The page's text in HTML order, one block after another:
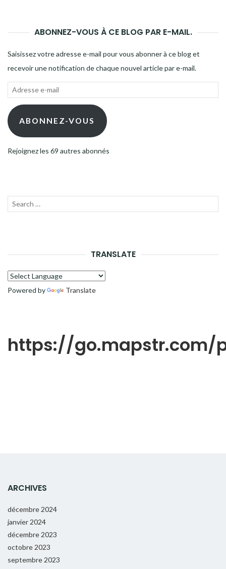
ABONNEZ-VOUS À CE BLOG PAR E-MAIL.
Saisissez votre adresse e-mail pour vous abonner à ce blog et
recevoir une notification de chaque nouvel article par e-mail.
Adresse
mail ABONNEZ-VOUS
Rejoignez les 69 autres abonnés
Recherche
TRANSLATE
Powered by Translate
https://go.mapstr.com/
ARCHIVES
décembre 2024
janvier 2024
décembre 2023
octobre 2023
septembre 2023